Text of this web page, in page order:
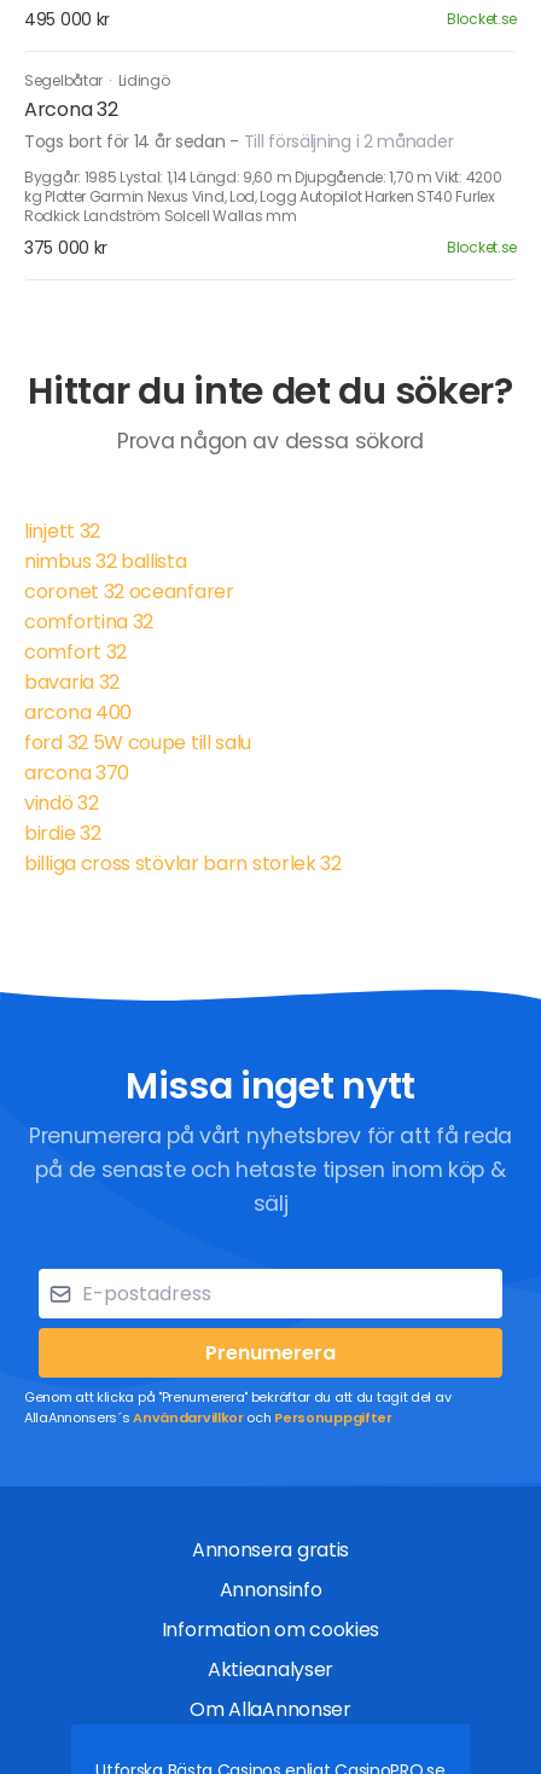
495 000 kr Blocket.se
Segelbåtar · Lidingö
Arcona 32
Togs bort för 14 år sedan - Till försäljning i 2 månader
Byggår: 1985 Lystal: 1,14 Längd: 9,60 m Djupgående: 1,70 m Vikt: 4200
kg Plotter Garmin Nexus Vind, Lod, Logg Autopilot Harken ST40 Furlex
Rodkick Landström Solcell Wallas mm
375 000 kr Blocket.se
Hittar du inte det du söker?
Prova någon av dessa sökord
linjett 32
nimbus 32 ballista
coronet 32 oceanfarer
comfortina 32
comfort 32
bavaria 32
arcona 400
ford 32 5W coupe till salu
arcona 370
vindö 32
birdie 32
billiga cross stövlar barn storlek 32
Missa inget nytt
Prenumerera på vårt nyhetsbrev för att få reda
på de senaste och hetaste tipsen inom köp &
sälj
Prenumerera
Genom att klicka på "Prenumerera" bekräftar du att du tagit del av
AllaAnnonsers´sAnvändarvillkoroch Personuppgifter
Annonsera gratis
Annonsinfo
Information om cookies
Aktieanalyser
Om AllaAnnonser